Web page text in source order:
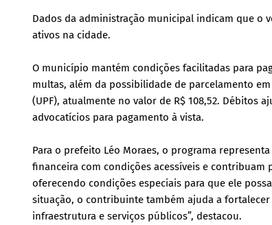
Dados da administração municipal indicam que o
ativos na cidade.
O município mantém condições facilitadas para
multas, além da possibilidade de parcelamento
(UPF), atualmente no valor de R$ 108,52. Débitos
advocatícios para pagamento à vista.
Para o prefeito Léo Moraes, o programa
financeira com condições acessíveis e
oferecendo condições especiais para que ele
situação, o contribuinte também ajuda a
infraestrutura e serviços públicos”, destacou.